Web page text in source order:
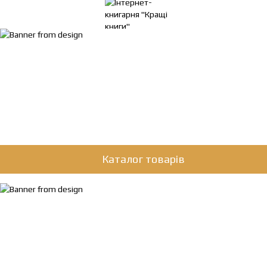
Каталог товарів